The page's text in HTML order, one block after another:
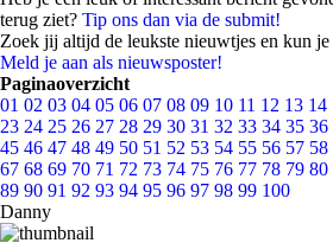
terug ziet? Tip ons dan via de submit!
Zoek jij altijd de leukste nieuwtjes en kun
Meld je aan als nieuwsposter!
Paginaoverzicht
01 02 03 04 05 06 07 08 09 10 11 12 13 14
23 24 25 26 27 28 29 30 31 32 33 34 35 36
45 46 47 48 49 50 51 52 53 54 55 56 57 58
67 68 69 70 71 72 73 74 75 76 77 78 79 80
89 90 91 92 93 94 95 96 97 98 99 100
Danny